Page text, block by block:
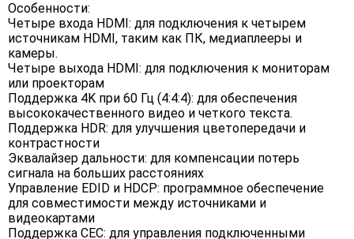
Особенности:
Четыре входа HDMI: для подключения к четырем
источникам HDMI, таким как ПК, медиаплееры и
камеры.
Четыре выхода HDMI: для подключения к мониторам
или проекторам
Поддержка 4K при 60 Гц (4:4:4): для обеспечения
высококачественного видео и четкого текста.
Поддержка HDR: для улучшения цветопередачи и
контрастности
Эквалайзер дальности: для компенсации потерь
сигнала на больших расстояниях
Управление EDID и HDCP: программное обеспечение
для совместимости между источниками и
видеокартами
Поддержка CEC: для управления подключенными